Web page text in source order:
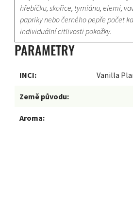
hřebíčku, skořice, tymiánu, elemi,
papriky nebo černého pepře počet
individuální citlivosti pokožky.
PARAMETRY
INCI: Vanilla
Země původu:
Aroma: